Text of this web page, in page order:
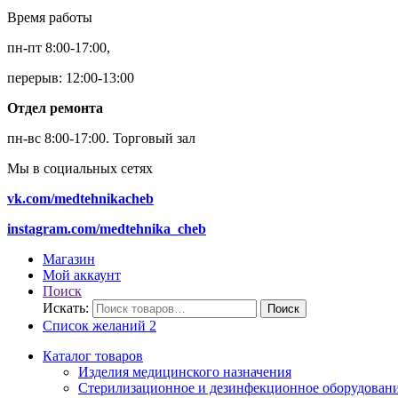
Время работы
пн-пт 8:00-17:00,
перерыв: 12:00-13:00
Отдел ремонта
пн-вс 8:00-17:00. Торговый зал
Мы в социальных сетях
vk.com/medtehnikacheb
instagram.com/medtehnika_cheb
Магазин
Мой аккаунт
Поиск
Искать:
Поиск
Список желаний 2
Каталог товаров
Изделия медицинского назначения
Стерилизационное и дезинфекционное